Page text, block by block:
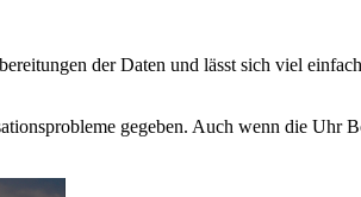
der Daten und lässt sich viel
gegeben. Auch wenn die Uhr